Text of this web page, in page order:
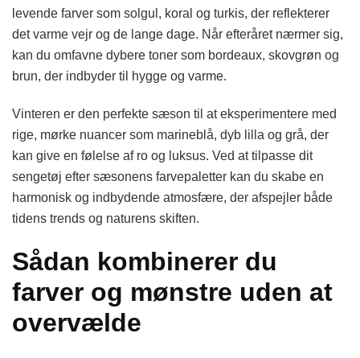
levende farver som solgul, koral og turkis, der reflekterer
det varme vejr og de lange dage. Når efteråret nærmer sig,
kan du omfavne dybere toner som bordeaux, skovgrøn og
brun, der indbyder til hygge og varme.
Vinteren er den perfekte sæson til at eksperimentere med
rige, mørke nuancer som marineblå, dyb lilla og grå, der
kan give en følelse af ro og luksus. Ved at tilpasse dit
sengetøj efter sæsonens farvepaletter kan du skabe en
harmonisk og indbydende atmosfære, der afspejler både
tidens trends og naturens skiften.
Sådan kombinerer du
farver og mønstre uden at
overvælde